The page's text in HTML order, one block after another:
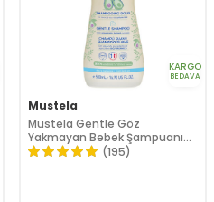
KARGO
BEDAVA
Mustela
Mustela Gentle Göz
Yakmayan Bebek Şampuanı
500 ml
(195)